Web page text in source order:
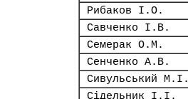
Рибаков І.О.
Савченко І.В.
Семерак О.М.
Сенченко А.В.
Сивульський М.І.
Сідельник І.І.